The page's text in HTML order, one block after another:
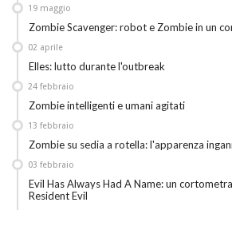
Zombie Scavenger: robot e Zombie in un
19 maggio
Elles: lutto durante l'outbreak
02 aprile
Zombie intelligenti e umani agitati
24 febbraio
Zombie su sedia a rotella: l'apparenza
13 febbraio
Evil Has Always Had A Name: un
Resident Evil
03 febbraio